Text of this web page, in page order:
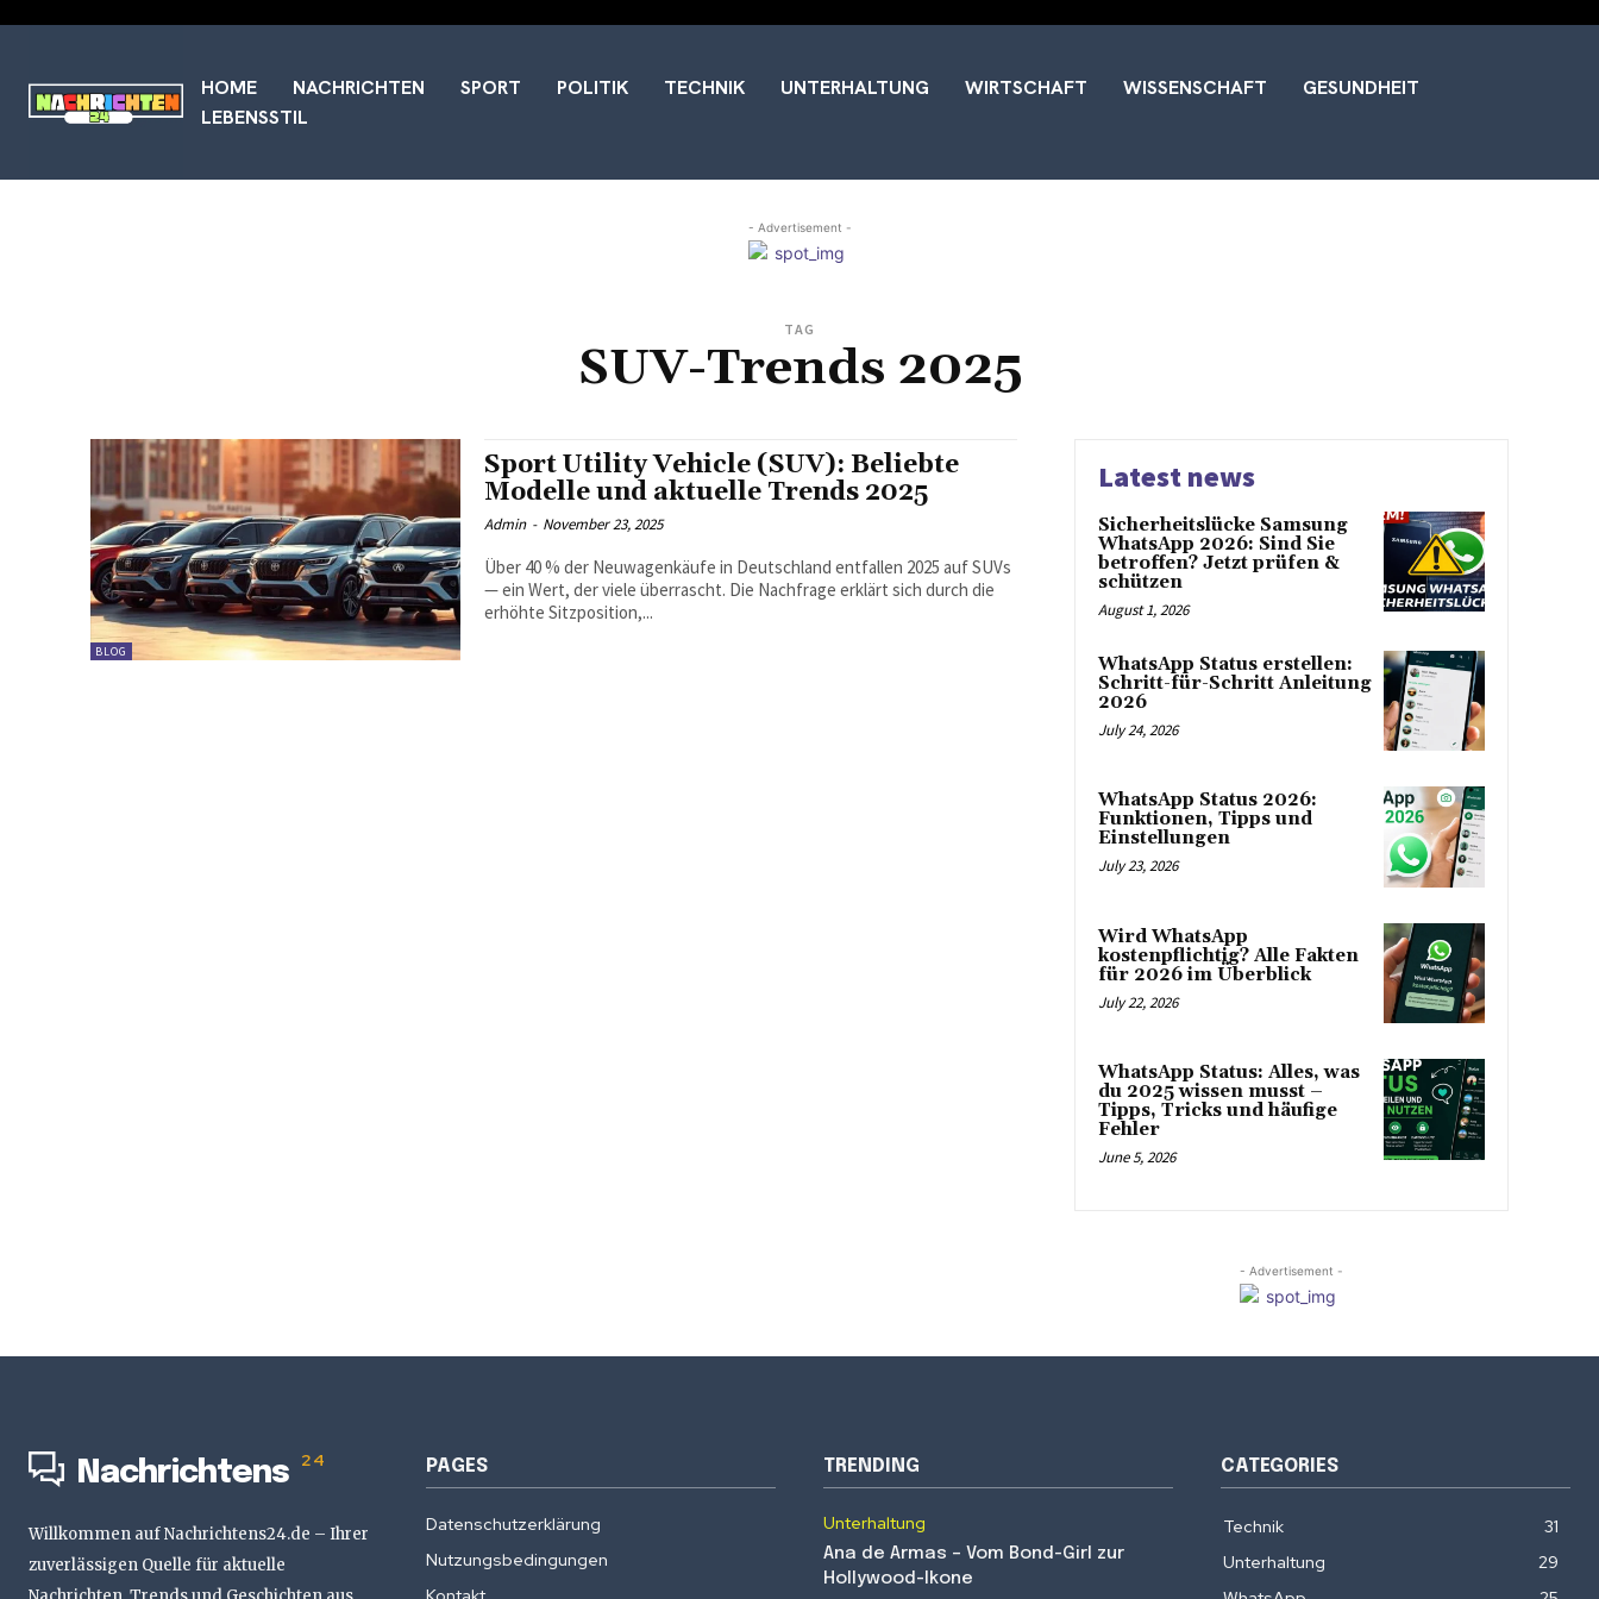
HOME NACHRICHTEN SPORT POLITIK TECHNIK UNTERHALTUNG WIRTSCHAFT WISSENSCHAFT
GESUNDHEIT
LEBENSSTIL
- Advertisement -
TAG
SUV-Trends 2025
BLOG
Sport Utility Vehicle (SUV): Beliebte
Modelle und aktuelle Trends 2025
Admin - November 23, 2025
Über 40 % der Neuwagenkäufe in Deutschland entfallen 2025 auf SUVs
— ein Wert, der viele überrascht. Die Nachfrage erklärt sich durch die
erhöhte Sitzposition,...
Latest news
Sicherheitslücke Samsung
WhatsApp 2026: Sind Sie
betroffen? Jetzt prüfen &
schützen
August 1, 2026
WhatsApp Status erstellen:
Schritt-für-Schritt Anleitung
2026
July 24, 2026
WhatsApp Status 2026:
Funktionen, Tipps und
Einstellungen
July 23, 2026
Wird WhatsApp
kostenpflichtig? Alle Fakten
für 2026 im Überblick
July 22, 2026
WhatsApp Status: Alles, was
du 2025 wissen musst –
Tipps, Tricks und häufige
Fehler
June 5, 2026
- Advertisement -
Nachrichtens 24
Willkommen auf Nachrichtens24.de – Ihrer
zuverlässigen Quelle für aktuelle
PAGES
Datenschutzerklärung
Nutzungsbedingungen
TRENDING
Unterhaltung
Ana de Armas – Vom Bond-Girl zur
Hollywood-Ikone
CATEGORIES
Technik
31
Unterhaltung
29